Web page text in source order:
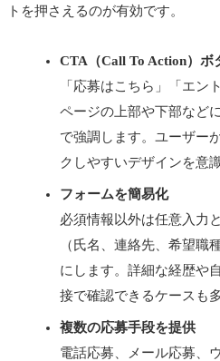
トを押さえるのが有効です。
CTA（Call To Action）ボ
「応募はこちら」「エン
ページの上部や下部など
で強調します。ユーザー
クしやすいデザインを意
フォームを簡易化
必須情報以外は任意入力
（氏名、連絡先、希望職
にします。詳細な経歴や
接で確認できるケースも
複数の応募手段を提供
電話応募、メール応募、